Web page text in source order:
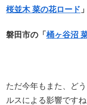
桜並木 菜の花ロード
磐田市の「 桶ヶ谷沼
ただ今年もまた、ど
ルスによる影響ですね